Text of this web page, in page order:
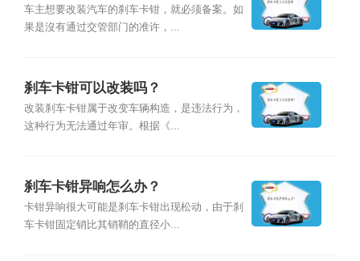
车主想要改装汽车的刹车卡钳，就必须备案。如
果是沒有通过交管部门的准许，...
刹车卡钳可以改装吗？
改装刹车卡钳属于改变车辆构造，是违法行为，
这种行为无法通过年审。根据《...
刹车卡钳异响怎么办？
卡钳异响很大可能是刹车卡钳出现松动，由于刹
车卡钳固定销比其销鞘的直径小...